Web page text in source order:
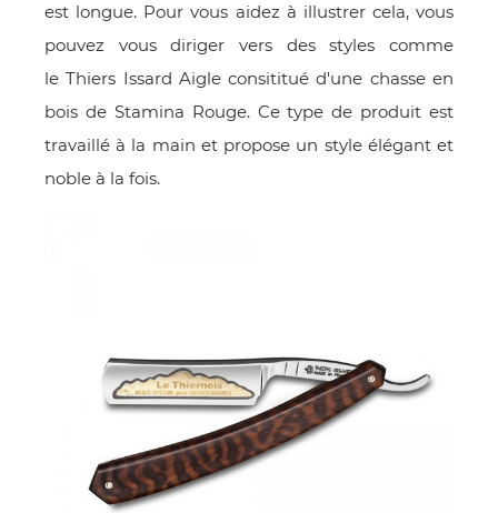
est longue. Pour vous aidez à illustrer cela, vous
pouvez vous diriger vers des styles comme
le Thiers Issard Aigle consititué d'une chasse en
bois de Stamina Rouge. Ce type de produit est
travaillé à la main et propose un style élégant et
noble à la fois.